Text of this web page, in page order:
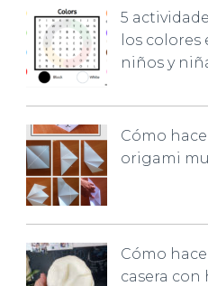
5
los
niños y
Cómo
origami
Cómo
casera con